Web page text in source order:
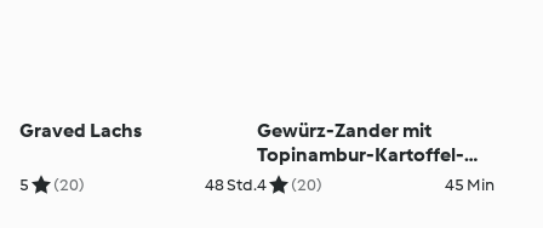
Graved Lachs
5 (20) 48 Std.
Gewürz-Zander mit
Topinambur-Kartoffel-
Gemüse
4 (20) 45 Min